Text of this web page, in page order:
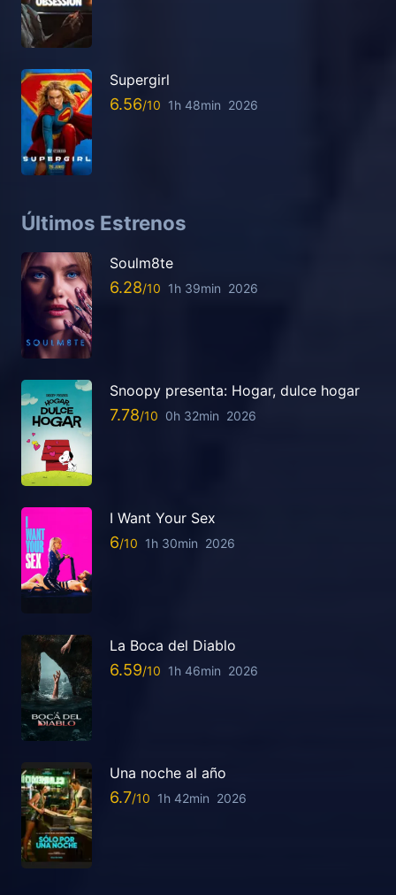
Supergirl
6.56 1h 48min 2026
Últimos Estrenos
Soulm8te
6.28 1h 39min 2026
Snoopy presenta: Hogar, dulce hogar
7.78 0h 32min 2026
I Want Your Sex
6 1h 30min 2026
La Boca del Diablo
6.59 1h 46min 2026
Una noche al año
6.7 1h 42min 2026